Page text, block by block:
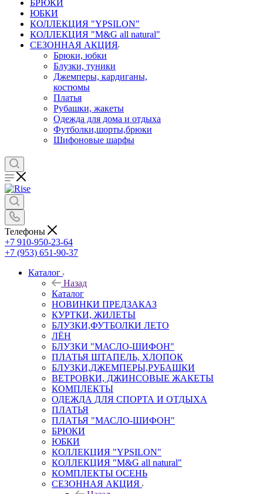
БРЮКИ
ЮБКИ
КОЛЛЕКЦИЯ "YPSILON"
КОЛЛЕКЦИЯ "M&G all natural"
СЕЗОННАЯ АКЦИЯ
Брюки, юбки
Блузки, туники
Джемперы, кардиганы,
костюмы
Платья
Рубашки, жакеты
Одежда для дома и отдыха
Футболки,шорты,брюки
Шифоновые шарфы
Телефоны
+7 910-950-23-64
+7 (953) 651-90-37
Каталог
Назад
Каталог
НОВИНКИ ПРЕДЗАКАЗ
КУРТКИ, ЖИЛЕТЫ
БЛУЗКИ,ФУТБОЛКИ ЛЕТО
ЛЁН
БЛУЗКИ "МАСЛО-ШИФОН"
ПЛАТЬЯ ШТАПЕЛЬ, ХЛОПОК
БЛУЗКИ,ДЖЕМПЕРЫ,РУБАШКИ
ВЕТРОВКИ, ДЖИНСОВЫЕ ЖАКЕТЫ
КОМПЛЕКТЫ
ОДЕЖДА ДЛЯ СПОРТА И ОТДЫХА
ПЛАТЬЯ
ПЛАТЬЯ "МАСЛО-ШИФОН"
БРЮКИ
ЮБКИ
КОЛЛЕКЦИЯ "YPSILON"
КОЛЛЕКЦИЯ "M&G all natural"
КОМПЛЕКТЫ ОСЕНЬ
СЕЗОННАЯ АКЦИЯ